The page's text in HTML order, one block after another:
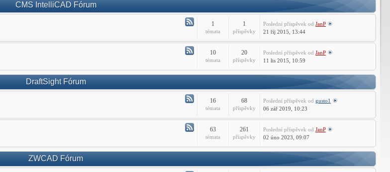
Commander
CMS IntelliCAD Fórum
Atom
-
Instalace
CMS
1
témata
1
příspěvky
Poslední příspěvek od JanP
21 říj 2015, 13:44
Atom
-
IntelliCADu
10
témata
20
příspěvky
Poslední příspěvek od JanP
11 lis 2015, 10:59
DraftSight Fórum
Atom
-
Instalace
DraftSight
16
témata
68
příspěvky
Poslední příspěvek od gusto1
06 zář 2019, 10:23
Atom
-
63
témata
261
příspěvky
Poslední příspěvek od JanP
02 úno 2023, 09:07
ZWCAD Fórum